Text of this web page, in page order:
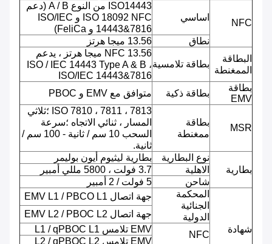
NFC
اساسي
ISO14443 من النوع A / B (دعم
ISO 18092 NFC و ISO/IEC
14443&7816 و FeliCa)
نطاق
13.56 ميجا هرتز
البطاقة
الممغنطة
بطاقة تلامسية
NFC 13.56 ميجا هرتز ، يدعم
ISO / IEC 14443 Type A & B ،
ISO/IEC 14443&7816
بطاقة
EMV
بطاقة ذكية متوافق مع EMV و PBOC
MSR
بطاقة
ممغنطة
ISO 7810 ، 7811 ، 7813 ؛ثلاثي
المسار ، ثنائي الاتجاه ؛سرعة
السحب 10 سم / ثانية - 100 سم /
ثانية.
بطارية
نوع البطارية
بطارية ليثيوم أيون بوليمر
الاهلية
3.7 فولت ، 5800 مللي أمبير
شاحن
5 فولت / 2 أمبير
شهادة
المحكمة
الجنائية
الدولية
جهة اتصال EMV L1 / PBCO L1
جهة اتصال EMV L2 / PBOC L2
NFC
EMV تلامس L1 / qPBOC L1
EMV تلامس L2 / qPBOC L2